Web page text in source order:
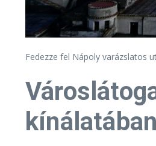
Fedezze fel Nápoly varázslatos
kínálatában